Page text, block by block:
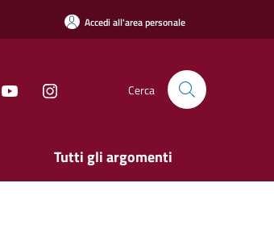
Accedi all'area personale
Cerca
Tutti gli argomenti